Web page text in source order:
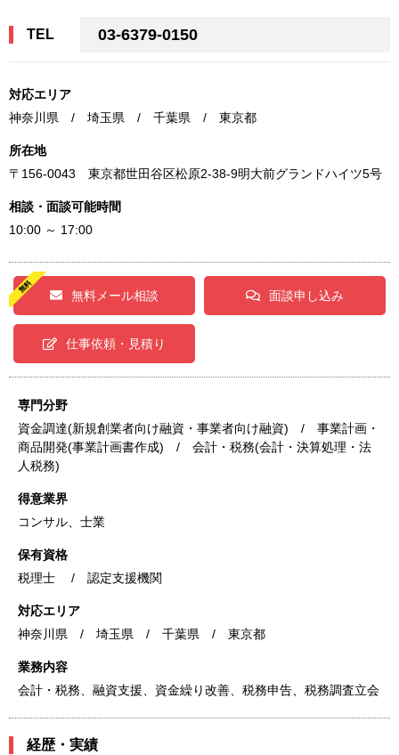
TEL 03-6379-0150
対応エリア
神奈川県 / 埼玉県 / 千葉県 / 東京都
所在地
〒156-0043 東京都世田谷区松原2-38-9明大前グランドハイツ5号
相談・面談可能時間
10:00 ～ 17:00
無料メール相談 面談申し込み
仕事依頼・見積り
専門分野
資金調達(新規創業者向け融資・事業者向け融資) / 事業計画・
商品開発(事業計画書作成) / 会計・税務(会計・決算処理・法
人税務)
得意業界
コンサル、士業
保有資格
税理士 / 認定支援機関
対応エリア
神奈川県 / 埼玉県 / 千葉県 / 東京都
業務内容
会計・税務、融資支援、資金繰り改善、税務申告、税務調査立会
経歴・実績